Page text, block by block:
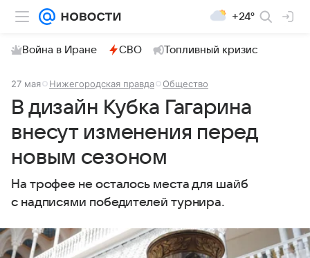
+24°
Война в Иране СВО Топливный кризис
27 мая Нижегородская правда Общество
В дизайн Кубка Гагарина
внесут изменения перед
новым сезоном
На трофее не осталось места для шайб
с надписями победителей турнира.